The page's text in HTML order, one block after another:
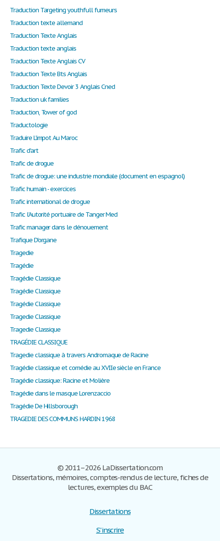
Traduction Targeting youthfull fumeurs
Traduction texte allemand
Traduction Texte Anglais
Traduction texte anglais
Traduction Texte Anglais CV
Traduction Texte Bts Anglais
Traduction Texte Devoir 3 Anglais Cned
Traduction uk families
Traduction, Tower of god
Traductologie
Traduire L'impot Au Maroc
Trafic d'art
Trafic de drogue
Trafic de drogue: une industrie mondiale (document en espagnol)
Trafic humain - exercices
Trafic international de drogue
Trafic l’Autorité portuaire de Tanger Med
Trafic manager dans le dénouement
Trafique D'organe
Tragedie
Tragédie
Tragédie Classique
Tragédie Classique
Tragédie Classique
Tragedie Classique
Tragedie Classique
TRAGÉDIE CLASSIQUE
Tragedie classique à travers Andromaque de Racine
Tragédie classique et comédie au XVIIe siècle en France
Tragédie classique: Racine et Molière
Tragédie dans le masque Lorenzaccio
Tragédie De Hillsborough
TRAGEDIE DES COMMUNS HARDIN 1968
© 2011–2026 LaDissertation.com
Dissertations, mémoires, comptes-rendus de lecture, fiches de
lectures, exemples du BAC
Dissertations
S'inscrire